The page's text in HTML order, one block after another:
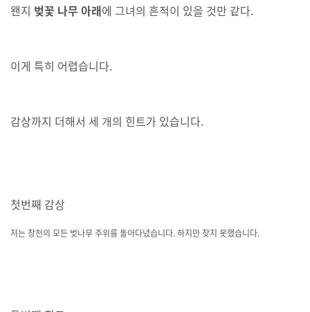
왠지 벚꽃 나무 아래에 그녀의 흔적이 있을 것만 같다.
이게 특히 어렵습니다.
감상까지 더해서 세 개의 힌트가 있습니다.
첫번째 감상
저는 창천의 모든 벚나무 주위를 돌아다녔습니다. 하지만 찾지 못했습니다.